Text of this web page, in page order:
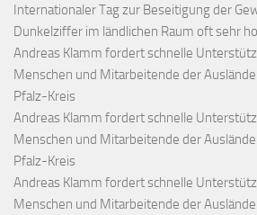
Internationaler Tag zur Beseitigung der
Dunkelziffer im ländlichen Raum oft sehr
Andreas Klamm fordert schnelle
Menschen und Mitarbeitende der
Pfalz-Kreis
Andreas Klamm fordert schnelle
Menschen und Mitarbeitende der
Pfalz-Kreis
Andreas Klamm fordert schnelle
Menschen und Mitarbeitende der